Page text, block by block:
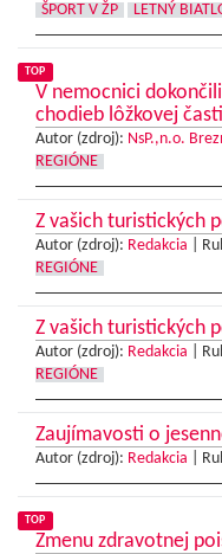
ŠPORT V ŽP
LETNÝ
TOP
V nemocnici
chodieb lôžkovej časti
Autor (zdroj): NsP.,n.o.
REGIÓNE
Z vašich turistických
Autor (zdroj): Redakcia
REGIÓNE
Z vašich turistických
Autor (zdroj): Redakcia
REGIÓNE
Zaujímavosti o
Autor (zdroj): Redakcia
TOP
Zmenu zdravotnej